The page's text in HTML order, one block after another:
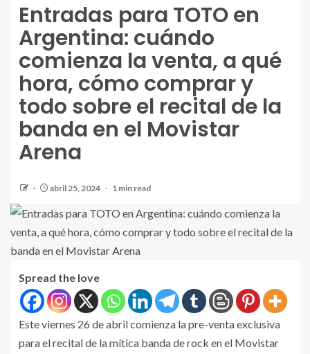
Entradas para TOTO en
Argentina: cuándo
comienza la venta, a qué
hora, cómo comprar y
todo sobre el recital de la
banda en el Movistar
Arena
abril 25, 2024 1 min read
Spread the love
Este viernes 26 de abril comienza la pre-venta exclusiva
para el recital de la mítica banda de rock en el Movistar